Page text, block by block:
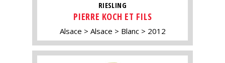
RIESLING
PIERRE KOCH ET FILS
Alsace Alsace Blanc 2012